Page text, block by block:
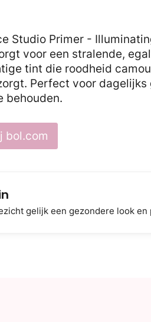
Studio Primer -
voor een stralende,
tint die roodheid
Perfect voor dagelijks
behouden.
bol.com
gelijk een gezondere look